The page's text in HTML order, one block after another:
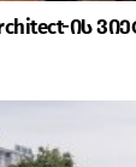
ის